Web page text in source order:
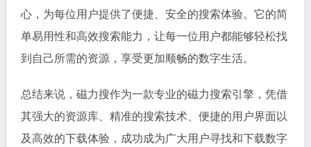
心，为每位用户提供了便捷、安全的搜索体验。它的简
单易用性和高效搜索能力，让每一位用户都能够轻松找
到自己所需的资源，享受更加顺畅的数字生活。
总结来说，磁力搜作为一款专业的磁力搜索引擎 ，凭借
其强大的资源库、精准的搜索技术、便捷的用户界面以
及高效的下载体验，成功成为广大用户寻找和下载数字